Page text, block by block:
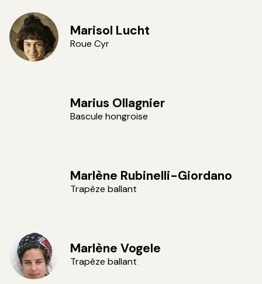
Marisol Lucht
Roue Cyr
Marius Ollagnier
Bascule hongroise
Marlène Rubinelli-Giordano
Trapèze ballant
Marlène Vogele
Trapèze ballant